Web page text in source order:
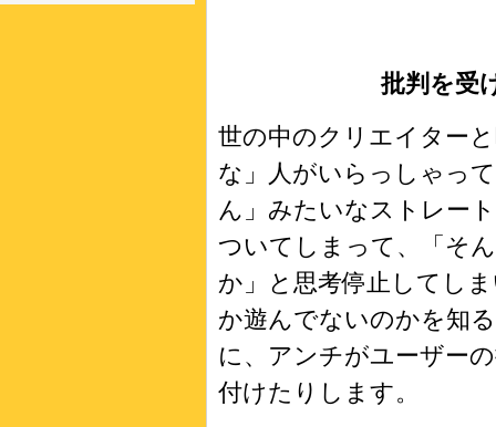
批判を受
世の中のクリエイター
な」人がいらっしゃっ
ん」みたいなストレー
ついてしまって、「そ
か」と思考停止してし
か遊んでないのかを知
に、アンチがユーザー
付けたりします。